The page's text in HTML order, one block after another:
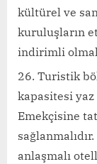
kültürel ve
kuruluşların
indirimli
Turistik
kapasitesi yaz
Emekçisine
anlaşmalı